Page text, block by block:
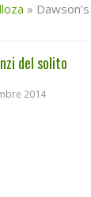
»
del solito
2014